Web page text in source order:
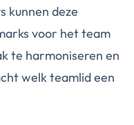
kunnen deze
voor het team
te harmoniseren en
welk teamlid een